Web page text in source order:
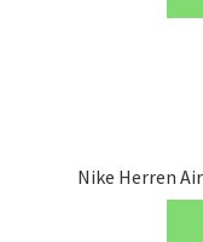
Nike Herren